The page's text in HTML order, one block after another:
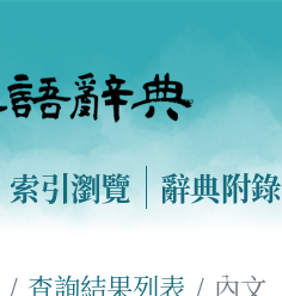
索引瀏覽 辭典附錄
查詢結果列表 內文